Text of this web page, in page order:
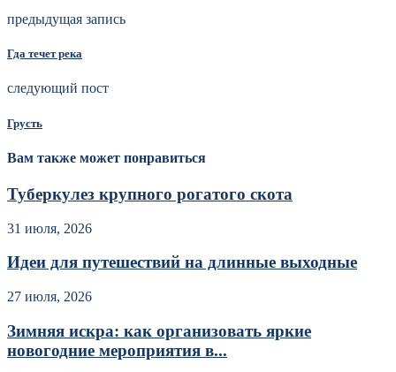
предыдущая запись
Гда течет река
следующий пост
Грусть
Вам также может понравиться
Туберкулез крупного рогатого скота
31 июля, 2026
Идеи для путешествий на длинные выходные
27 июля, 2026
Зимняя искра: как организовать яркие
новогодние мероприятия в...